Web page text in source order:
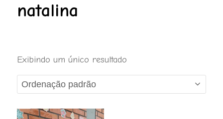
natalina
Exibindo um único resultado
ADD